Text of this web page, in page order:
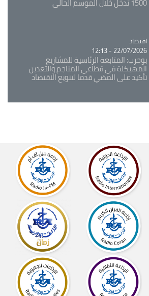
Catégorie
اقتصاد
22/07/2026 - 12:13
بوحرب: المتابعة الرئاسية للمشاريع
المهيكلة في قطاعي المناجم والتعدين
تأكيد على المضي قدما لتنويع الاقتصاد